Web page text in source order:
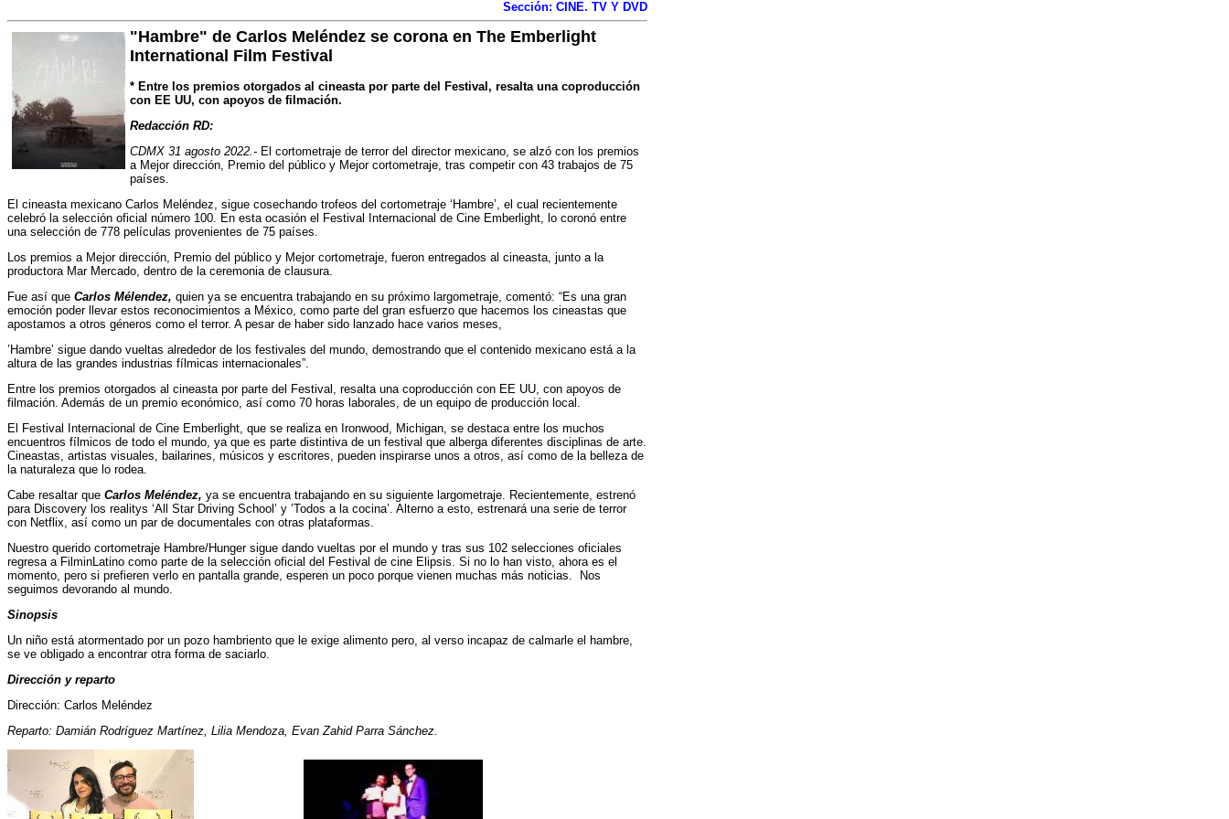
Sección: CINE. TV Y DVD
"Hambre" de Carlos Meléndez se corona en The Emberlight
International Film Festival
* Entre los premios otorgados al cineasta por parte del Festival, resalta una coproducción
con EE UU, con apoyos de filmación.
Redacción RD:
CDMX 31 agosto 2022.- El cortometraje de terror del director mexicano, se alzó con los premios
a Mejor dirección, Premio del público y Mejor cortometraje, tras competir con 43 trabajos de 75
países.
El cineasta mexicano Carlos Meléndez, sigue cosechando trofeos del cortometraje ‘Hambre’, el cual recientemente
celebró la selección oficial número 100. En esta ocasión el Festival Internacional de Cine Emberlight, lo coronó entre
una selección de 778 películas provenientes de 75 países.
Los premios a Mejor dirección, Premio del público y Mejor cortometraje, fueron entregados al cineasta, junto a la
productora Mar Mercado, dentro de la ceremonia de clausura.
Fue así que Carlos Mélendez, quien ya se encuentra trabajando en su próximo largometraje, comentó: “Es una gran
emoción poder llevar estos reconocimientos a México, como parte del gran esfuerzo que hacemos los cineastas que
apostamos a otros géneros como el terror. A pesar de haber sido lanzado hace varios meses,
’Hambre’ sigue dando vueltas alrededor de los festivales del mundo, demostrando que el contenido mexicano está a la
altura de las grandes industrias fílmicas internacionales”.
Entre los premios otorgados al cineasta por parte del Festival, resalta una coproducción con EE UU, con apoyos de
filmación. Además de un premio económico, así como 70 horas laborales, de un equipo de producción local.
El Festival Internacional de Cine Emberlight, que se realiza en Ironwood, Michigan, se destaca entre los muchos
encuentros fílmicos de todo el mundo, ya que es parte distintiva de un festival que alberga diferentes disciplinas de arte.
Cineastas, artistas visuales, bailarines, músicos y escritores, pueden inspirarse unos a otros, así como de la belleza de
la naturaleza que lo rodea.
Cabe resaltar que Carlos Meléndez, ya se encuentra trabajando en su siguiente largometraje. Recientemente, estrenó
para Discovery los realitys ‘All Star Driving School’ y ’Todos a la cocina’. Alterno a esto, estrenará una serie de terror
con Netflix, así como un par de documentales con otras plataformas.
Nuestro querido cortometraje Hambre/Hunger sigue dando vueltas por el mundo y tras sus 102 selecciones oficiales
regresa a FilminLatino como parte de la selección oficial del Festival de cine Elipsis. Si no lo han visto, ahora es el
momento, pero si prefieren verlo en pantalla grande, esperen un poco porque vienen muchas más noticias. Nos
seguimos devorando al mundo.
Sinopsis
Un niño está atormentado por un pozo hambriento que le exige alimento pero, al verso incapaz de calmarle el hambre,
se ve obligado a encontrar otra forma de saciarlo.
Dirección y reparto
Dirección: Carlos Meléndez
Reparto: Damián Rodríguez Martínez, Lilia Mendoza, Evan Zahid Parra Sánchez.